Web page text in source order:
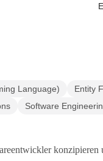
Language)
Entity
Software
konzipieren